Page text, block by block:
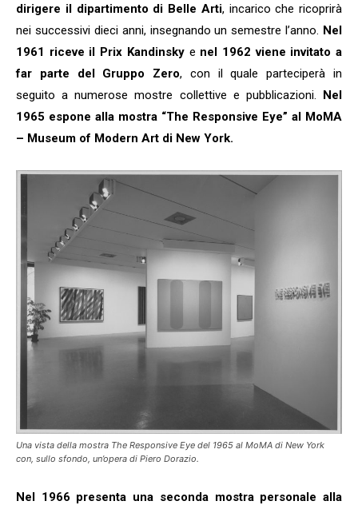
dirigere il dipartimento di Belle Arti, incarico che ricoprirà
nei successivi dieci anni, insegnando un semestre l’anno. Nel
1961 riceve il Prix Kandinskye nel 1962 viene invitato a
far parte del Gruppo Zero, con il quale parteciperà in
seguito a numerose mostre collettive e pubblicazioni. Nel
1965 espone alla mostra “The Responsive Eye” al MoMA
– Museum of Modern Art di New York.
Una vista della mostra The Responsive Eye del 1965 al MoMA di New York
con, sullo sfondo, un’opera di Piero Dorazio.
Nel 1966 presenta una seconda mostra personale alla